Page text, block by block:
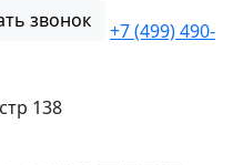
Заказать звонок +7 (499) 490-
138